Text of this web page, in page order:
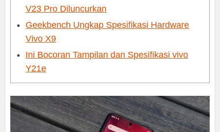
V23 Pro Diluncurkan
Geekbench Ungkap Spesifikasi Hardware
Vivo X9
Ini Bocoran Tampilan dan Spesifikasi vivo
Y21e